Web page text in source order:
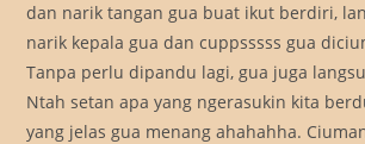
dan narik tangan gua buat ikut berdiri,
narik kepala gua dan cuppsssss gua
Tanpa perlu dipandu lagi, gua juga
Ntah setan apa yang ngerasukin kita
yang jelas gua menang ahahahha.